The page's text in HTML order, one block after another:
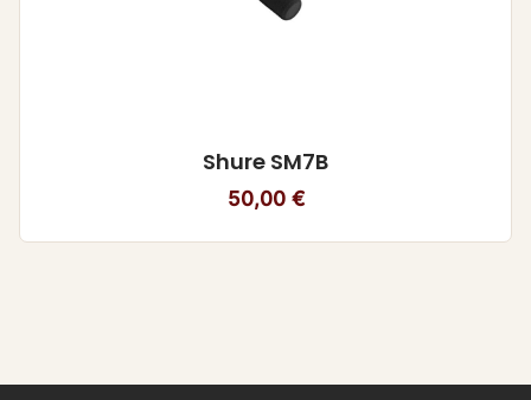
Shure SM7B
50,00 €